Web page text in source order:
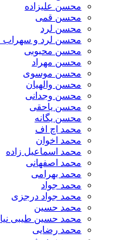
محسن علیزاده
محسن قمی
محسن لرد
محسن لرد و سهراب
محسن محبوبی
محسن مهراد
محسن موسوی
محسن والهیان
محسن وجدانی
محسن یاحقی
محسن یگانه
محمد اچ اف
محمد اخوان
محمد اسماعیل زاده
محمد اصفهانی
محمد بهرامی
محمد جواد
محمد جواد درجزی
محمد حسین
محمد حسین طیبی نیا
محمد رضایی